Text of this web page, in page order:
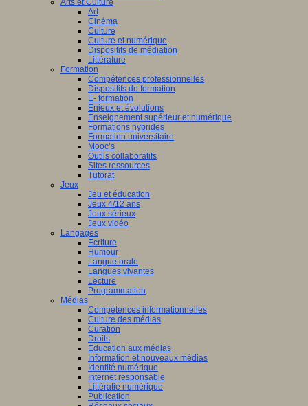
Arts et Culture
Art
Cinéma
Culture
Culture et numérique
Dispositifs de médiation
Littérature
Formation
Compétences professionnelles
Dispositifs de formation
E- formation
Enjeux et évolutions
Enseignement supérieur et numérique
Formations hybrides
Formation universitaire
Mooc’s
Outils collaboratifs
Sites ressources
Tutorat
Jeux
Jeu et éducation
Jeux 4/12 ans
Jeux sérieux
Jeux vidéo
Langages
Ecriture
Humour
Langue orale
Langues vivantes
Lecture
Programmation
Médias
Compétences informationnelles
Culture des médias
Curation
Droits
Education aux médias
Information et nouveaux médias
Identité numérique
Internet responsable
Littératie numérique
Publication